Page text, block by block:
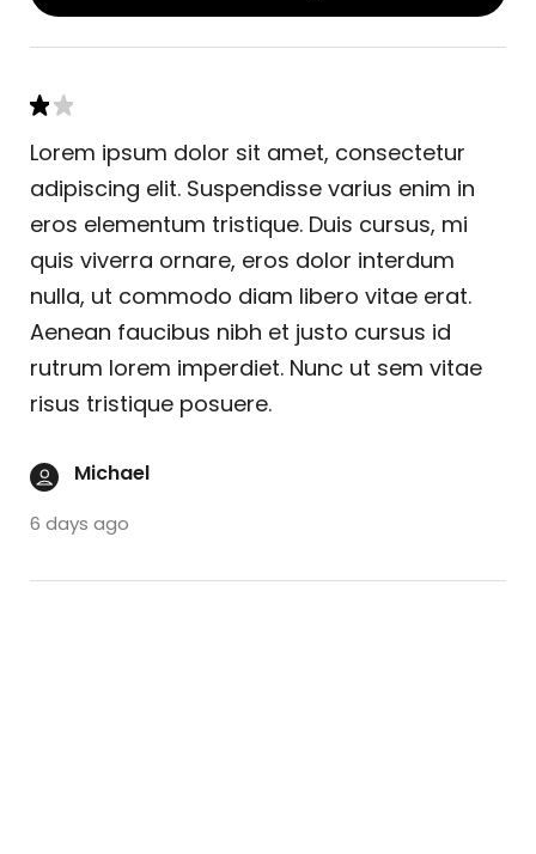
Lorem ipsum dolor sit amet, consectetur
adipiscing elit. Suspendisse varius enim in
eros elementum tristique. Duis cursus, mi
quis viverra ornare, eros dolor interdum
nulla, ut commodo diam libero vitae erat.
Aenean faucibus nibh et justo cursus id
rutrum lorem imperdiet. Nunc ut sem vitae
risus tristique posuere.
Michael
6 days ago